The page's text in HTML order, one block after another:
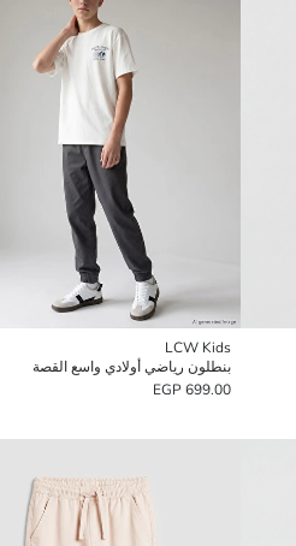
LCW Kids
بنطلون رياضي أولادي واسع القصة
699.00 EGP